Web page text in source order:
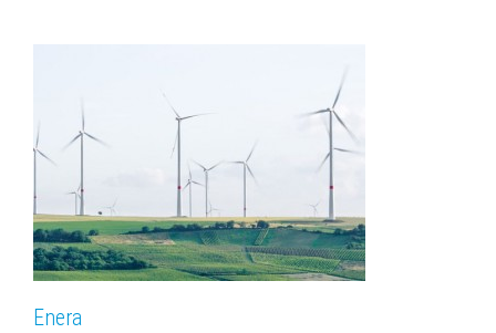
Enera